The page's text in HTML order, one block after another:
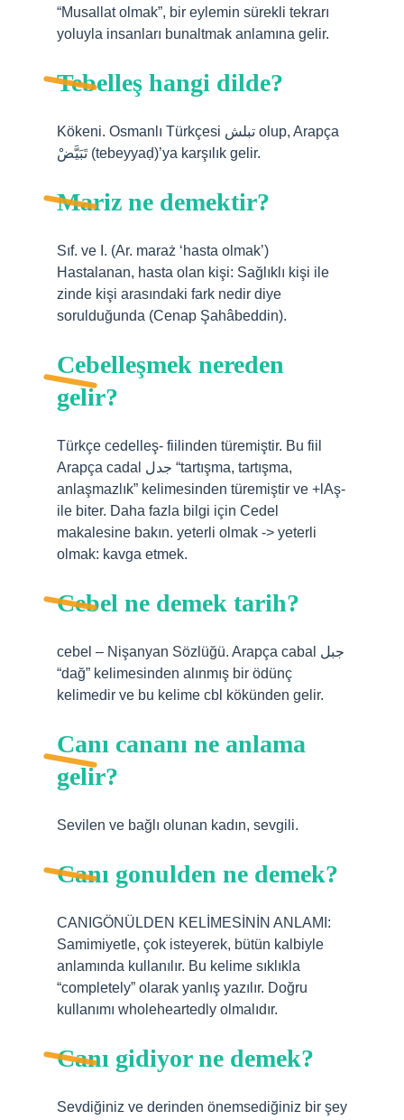
“Musallat olmak”, bir eylemin sürekli tekrarı
yoluyla insanları bunaltmak anlamına gelir.
Tebelleş hangi dilde?
Kökeni. Osmanlı Türkçesi تبلش olup, Arapça
تَبَيَّضْ (tebeyyaḍ)’ya karşılık gelir.
Mariz ne demektir?
Sıf. ve I. (Ar. maraż ‘hasta olmak’)
Hastalanan, hasta olan kişi: Sağlıklı kişi ile
zinde kişi arasındaki fark nedir diye
sorulduğunda (Cenap Şahâbeddin).
Cebelleşmek nereden
gelir?
Türkçe cedelleş- fiilinden türemiştir. Bu fiil
Arapça cadal جدل “tartışma, tartışma,
anlaşmazlık” kelimesinden türemiştir ve +lAş-
ile biter. Daha fazla bilgi için Cedel
makalesine bakın. yeterli olmak -> yeterli
olmak: kavga etmek.
Cebel ne demek tarih?
cebel – Nişanyan Sözlüğü. Arapça cabal جبل
“dağ” kelimesinden alınmış bir ödünç
kelimedir ve bu kelime cbl kökünden gelir.
Canı cananı ne anlama
gelir?
Sevilen ve bağlı olunan kadın, sevgili.
Canı gonulden ne demek?
CANIGÖNÜLDEN KELİMESİNİN ANLAMI:
Samimiyetle, çok isteyerek, bütün kalbiyle
anlamında kullanılır. Bu kelime sıklıkla
“completely” olarak yanlış yazılır. Doğru
kullanımı wholeheartedly olmalıdır.
Canı gidiyor ne demek?
Sevdiğiniz ve derinden önemsediğiniz bir şey